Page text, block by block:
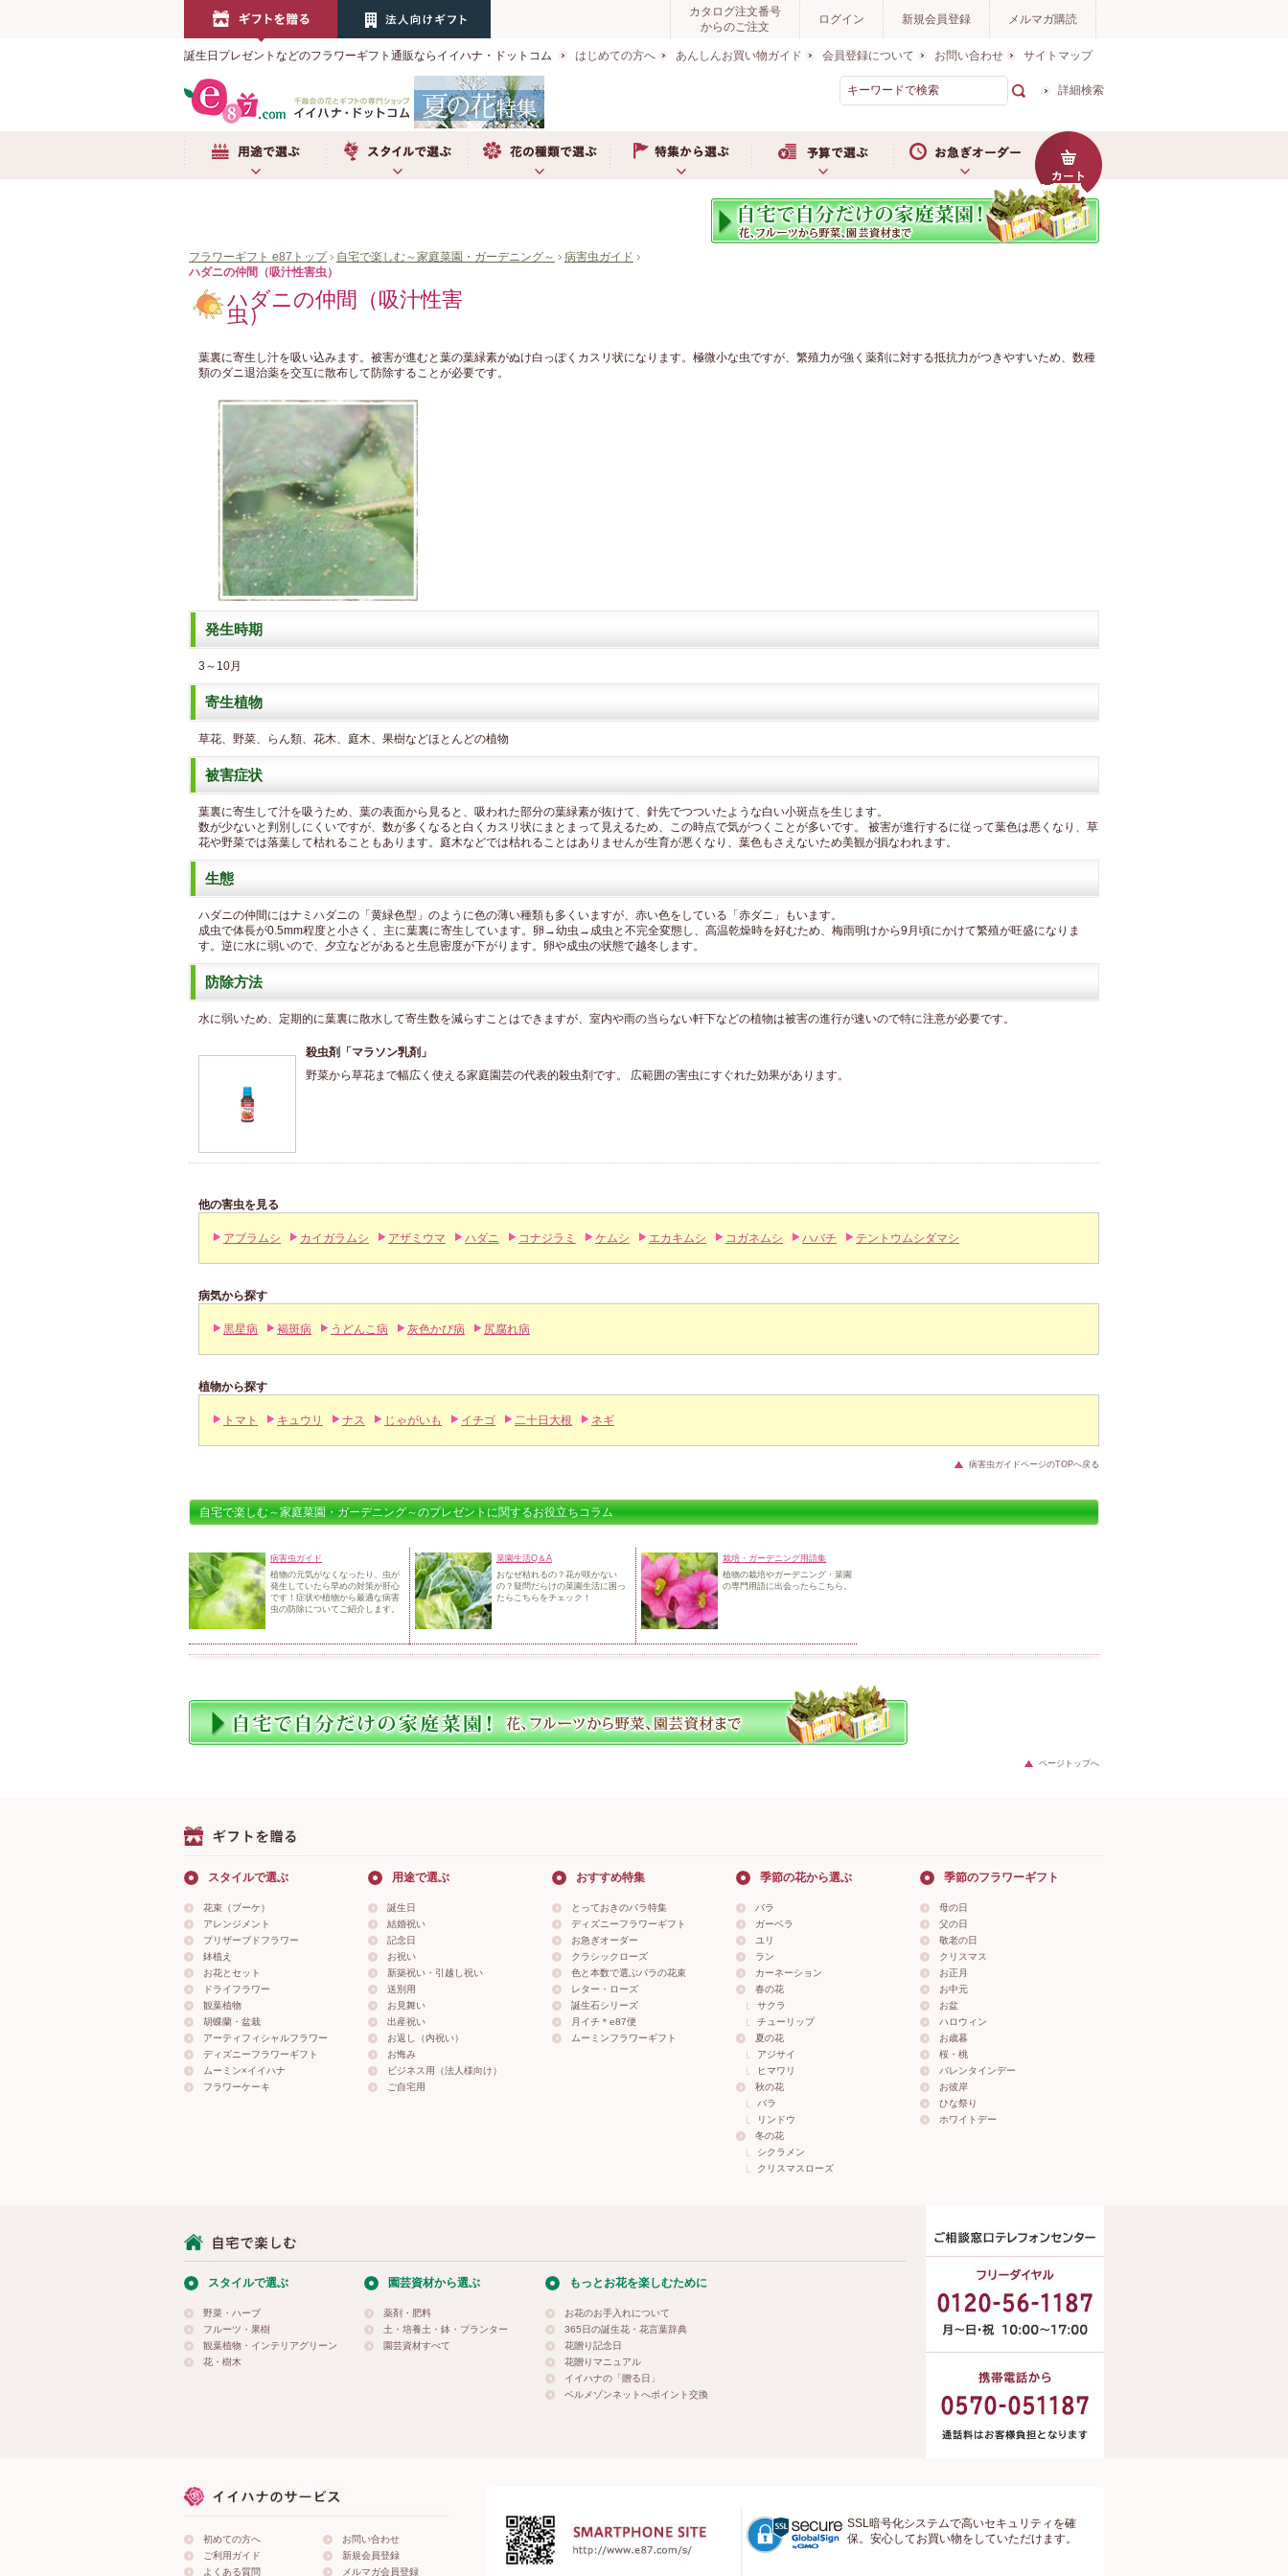
カタログ注文番号
からのご注文
ログイン 新規会員登録 メルマガ購読
誕生日プレゼントなどのフラワーギフト通販ならイイハナ・ドットコム はじめての方へ あんしんお買い物ガイド 会員登録について お問い合わせ サイトマップ
詳細検索
フラワーギフト e87トップ 自宅で楽しむ～家庭菜園・ガーデニング～
病害虫ガイド
ハダニの仲間（吸汁性害虫）
ハダニの仲間（吸汁性害
虫）
葉裏に寄生し汁を吸い込みます。被害が進むと葉の葉緑素がぬけ白っぽくカスリ状になります。極微小な虫ですが、繁殖力が強く薬剤に対する抵抗力がつきやすいため、数種
類のダニ退治薬を交互に散布して防除することが必要です。
発生時期
3～10月
寄生植物
草花、野菜、らん類、花木、庭木、果樹などほとんどの植物
被害症状
葉裏に寄生して汁を吸うため、葉の表面から見ると、吸われた部分の葉緑素が抜けて、針先でつついたような白い小斑点を生じます。
数が少ないと判別しにくいですが、数が多くなると白くカスリ状にまとまって見えるため、この時点で気がつくことが多いです。 被害が進行するに従って葉色は悪くなり、草
花や野菜では落葉して枯れることもあります。庭木などでは枯れることはありませんが生育が悪くなり、葉色もさえないため美観が損なわれます。
生態
ハダニの仲間にはナミハダニの「黄緑色型」のように色の薄い種類も多くいますが、赤い色をしている「赤ダニ」もいます。
成虫で体長が0.5mm程度と小さく、主に葉裏に寄生しています。卵→幼虫→成虫と不完全変態し、高温乾燥時を好むため、梅雨明けから9月頃にかけて繁殖が旺盛になりま
す。逆に水に弱いので、夕立などがあると生息密度が下がります。卵や成虫の状態で越冬します。
防除方法
水に弱いため、定期的に葉裏に散水して寄生数を減らすことはできますが、室内や雨の当らない軒下などの植物は被害の進行が速いので特に注意が必要です。
殺虫剤「マラソン乳剤」
野菜から草花まで幅広く使える家庭園芸の代表的殺虫剤です。 広範囲の害虫にすぐれた効果があります。
他の害虫を見る
アブラムシ カイガラムシ アザミウマ ハダニ コナジラミ ケムシ エカキムシ コガネムシ ハバチ テントウムシダマシ
病気から探す
黒星病 褐斑病 うどんこ病 灰色かび病 尻腐れ病
植物から探す
トマト キュウリ ナス じゃがいも イチゴ 二十日大根 ネギ
病害虫ガイドページのTOPへ戻る
自宅で楽しむ～家庭菜園・ガーデニング～のプレゼントに関するお役立ちコラム
病害虫ガイド
植物の元気がなくなったり、虫が
発生していたら早めの対策が肝心
です！ 症状や植物から最適な病害
虫の防除についてご紹介します。
菜園生活Q＆A
おなぜ枯れるの？花が咲かない
の？ 疑問だらけの菜園生活に困っ
たらこちらをチェック！
栽培・ガーデニング用語集
植物の栽培やガーデニング・菜園
の専門用語に出会ったらこちら。
ページトップへ
スタイルで選ぶ
花束（ブーケ）
アレンジメント
プリザーブドフラワー
鉢植え
お花とセット
ドライフラワー
観葉植物
胡蝶蘭・盆栽
アーティフィシャルフラワー
ディズニーフラワーギフト
ムーミン×イイハナ
フラワーケーキ
用途で選ぶ
誕生日
結婚祝い
記念日
お祝い
新築祝い・引越し祝い
送別用
お見舞い
出産祝い
お返し（内祝い）
お悔み
ビジネス用（法人様向け）
ご自宅用
おすすめ特集
とっておきのバラ特集
ディズニーフラワーギフト
お急ぎオーダー
クラシックローズ
色と本数で選ぶバラの花束
レター・ローズ
誕生石シリーズ
月イチ＊e87便
ムーミンフラワーギフト
季節の花から選ぶ
バラ
ガーベラ
ユリ
ラン
カーネーション
春の花
サクラ
チューリップ
夏の花
アジサイ
ヒマワリ
秋の花
バラ
リンドウ
冬の花
シクラメン
クリスマスローズ
季節のフラワーギフト
母の日
父の日
敬老の日
クリスマス
お正月
お中元
お盆
ハロウィン
お歳暮
桜・桃
バレンタインデー
お彼岸
ひな祭り
ホワイトデー
スタイルで選ぶ
野菜・ハーブ
フルーツ・果樹
観葉植物・インテリアグリーン
花・樹木
園芸資材から選ぶ
薬剤・肥料
土・培養土・鉢・プランター
園芸資材すべて
もっとお花を楽しむために
お花のお手入れについて
365日の誕生花・花言葉辞典
花贈り記念日
花贈りマニュアル
イイハナの「贈る日」
ベルメゾンネットへポイント交換
初めての方へ
お問い合わせ
ご利用ガイド
新規会員登録
よくある質問
メルマガ会員登録
SSL暗号化システムで高いセキュリティを確
保。安心してお買い物をしていただけます。